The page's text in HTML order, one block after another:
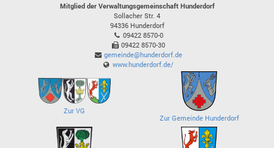
Mitglied der Verwaltungsgemeinschaft Hunderdorf
Sollacher Str. 4
94336 Hunderdorf
09422 8570-0
09422 8570-30
gemeinde@hunderdorf.de
www.hunderdorf.de/
Zur VG
Zur Gemeinde Hunderdorf